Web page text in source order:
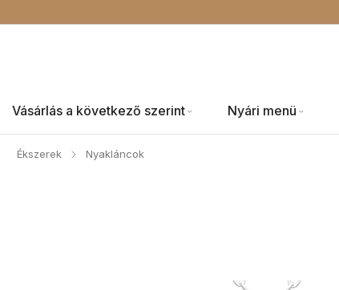
Vásárlás a következő szerint Nyári menü
Ékszerek / Nyakláncok